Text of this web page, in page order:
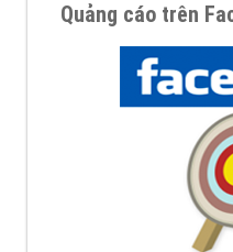
Google Ads là hình
tài trợ có chữ Ad